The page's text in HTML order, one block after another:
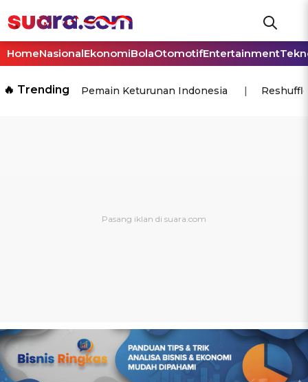
HomeNasionalEkonomiBolaOtomotifEntertainment
🔥 Trending Pemain Keturunan Indonesia